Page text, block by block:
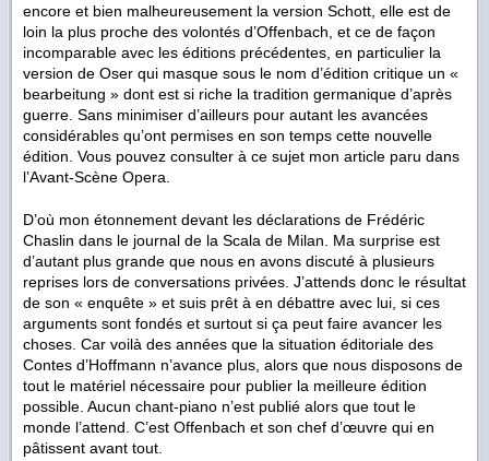
encore et bien malheureusement la version Schott, elle est de
loin la plus proche des volontés d’Offenbach, et ce de façon
incomparable avec les éditions précédentes, en particulier la
version de Oser qui masque sous le nom d’édition critique un «
bearbeitung » dont est si riche la tradition germanique d’après
guerre. Sans minimiser d’ailleurs pour autant les avancées
considérables qu’ont permises en son temps cette nouvelle
édition. Vous pouvez consulter à ce sujet mon article paru dans
l’Avant-Scène Opera.
D’où mon étonnement devant les déclarations de Frédéric
Chaslin dans le journal de la Scala de Milan. Ma surprise est
d’autant plus grande que nous en avons discuté à plusieurs
reprises lors de conversations privées. J’attends donc le résultat
de son « enquête » et suis prêt à en débattre avec lui, si ces
arguments sont fondés et surtout si ça peut faire avancer les
choses. Car voilà des années que la situation éditoriale des
Contes d’Hoffmann n’avance plus, alors que nous disposons de
tout le matériel nécessaire pour publier la meilleure édition
possible. Aucun chant-piano n’est publié alors que tout le
monde l’attend. C’est Offenbach et son chef d’œuvre qui en
pâtissent avant tout.